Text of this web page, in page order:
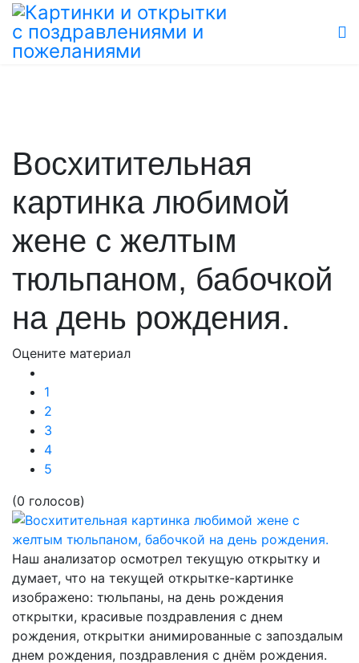
Восхитительная
картинка любимой
жене с желтым
тюльпаном, бабочкой
на день рождения.
Оцените материал
1
2
3
4
5
(0 голосов)
Наш анализатор осмотрел текущую открытку и
думает, что на текущей открытке-картинке
изображено: тюльпаны, на день рождения
открытки, красивые поздравления с днем
рождения, открытки анимированные с запоздалым
днем рождения, поздравления с днём рождения.